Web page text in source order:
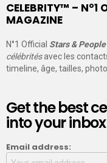
CELEBRITY™ – N°1
MAGAZINE
N°1 Official Stars &
célébritésavec les
timeline, âge, tailles,
Get the best
into your
Email address: